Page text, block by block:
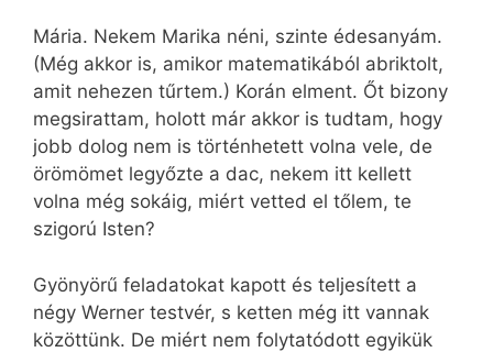
Mária. Nekem Marika néni, szinte édesanyám.
(Még akkor is, amikor matematikából abriktolt,
amit nehezen tűrtem.) Korán elment. Őt bizony
megsirattam, holott már akkor is tudtam, hogy
jobb dolog nem is történhetett volna vele, de
örömömet legyőzte a dac, nekem itt kellett
volna még sokáig, miért vetted el tőlem, te
szigorú Isten?
Gyönyörű feladatokat kapott és teljesített a
négy Werner testvér, s ketten még itt vannak
közöttünk. De miért nem folytatódott egyikük